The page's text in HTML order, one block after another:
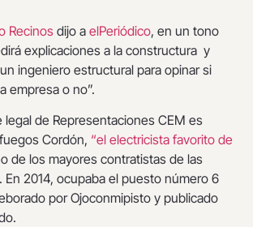
Recinosdijo a elPeriódico, en un tono
explicaciones a la constructura y
ingeniero estructural para opinar si
empresa o no”.
legal de Representaciones CEM es
Cordón, “el electricista favorito de
de los mayores contratistas de las
En 2014, ocupaba el puesto número 6
por Ojoconmipisto y publicado